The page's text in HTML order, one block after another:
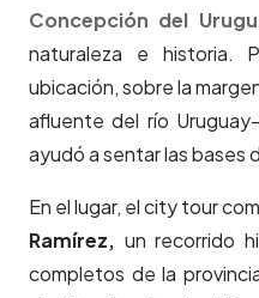
Concepción del
naturaleza e historia.
ubicación, sobre la
afluente del río
ayudó a sentar las bases
En el lugar, el city tour
Ramírez, un recorrido
completos de la